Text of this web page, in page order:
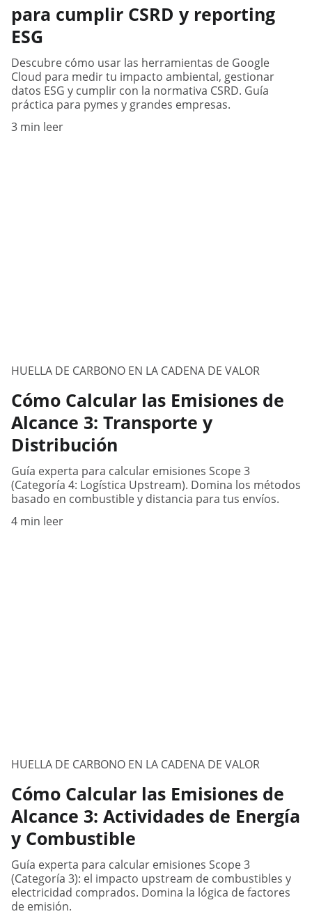
para cumplir CSRD y reporting
ESG
Descubre cómo usar las herramientas de Google
Cloud para medir tu impacto ambiental, gestionar
datos ESG y cumplir con la normativa CSRD. Guía
práctica para pymes y grandes empresas.
3 min leer
HUELLA DE CARBONO EN LA CADENA DE VALOR
Cómo Calcular las Emisiones de
Alcance 3: Transporte y
Distribución
Guía experta para calcular emisiones Scope 3
(Categoría 4: Logística Upstream). Domina los métodos
basado en combustible y distancia para tus envíos.
4 min leer
HUELLA DE CARBONO EN LA CADENA DE VALOR
Cómo Calcular las Emisiones de
Alcance 3: Actividades de Energía
y Combustible
Guía experta para calcular emisiones Scope 3
(Categoría 3): el impacto upstream de combustibles y
electricidad comprados. Domina la lógica de factores
de emisión.